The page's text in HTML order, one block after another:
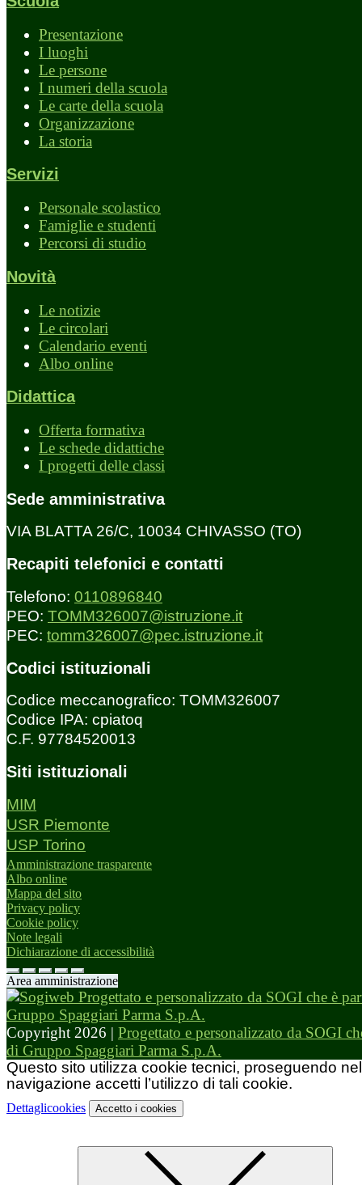
Presentazione
I luoghi
Le persone
I numeri della scuola
Le carte della scuola
Organizzazione
La storia
Servizi
Personale scolastico
Famiglie e studenti
Percorsi di studio
Novità
Le notizie
Le circolari
Calendario eventi
Albo online
Didattica
Offerta formativa
Le schede didattiche
I progetti delle classi
Sede amministrativa
VIA BLATTA 26/C, 10034 CHIVASSO (TO)
Recapiti telefonici e contatti
Telefono: 0110896840
PEO: TOMM326007@istruzione.it
PEC: tomm326007@pec.istruzione.it
Codici istituzionali
Codice meccanografico: TOMM326007
Codice IPA: cpiatoq
C.F. 97784520013
Siti istituzionali
MIM
USR Piemonte
USP Torino
Amministrazione trasparente
Albo online
Mappa del sito
Privacy policy
Cookie policy
Note legali
Dichiarazione di accessibilità
Area amministrazione
Copyright 2026 | Progettato e personalizzato da SOGI
di Gruppo Spaggiari Parma S.p.A.
Questo sito utilizza cookie tecnici, proseguendo
navigazione accetti l’utilizzo di tali cookie.
Dettaglicookies Accetto i cookies